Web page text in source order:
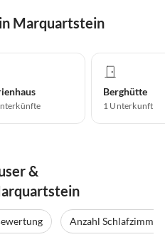
Marquartstein
Berghütte
1 Unterkunft
&
Anzahl Schlafzimmer